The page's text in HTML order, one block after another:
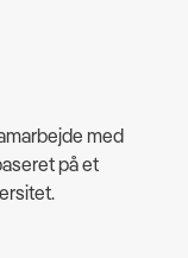
med
på et